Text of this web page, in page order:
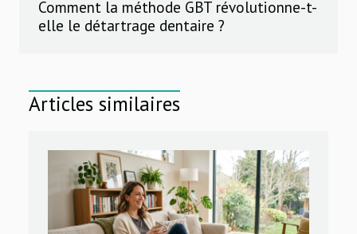
Comment la méthode GBT révolutionne-t-
elle le détartrage dentaire ?
Articles similaires